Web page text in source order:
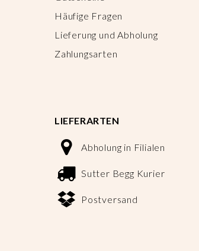
Häufige Fragen
Lieferung und Abholung
Zahlungsarten
LIEFERARTEN
Abholung in Filialen
Sutter Begg Kurier
Postversand